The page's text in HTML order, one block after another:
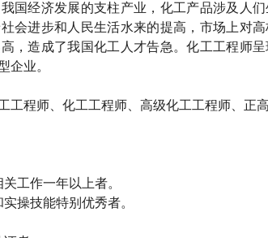
国经济发展的支柱产业，化工产品涉及人
会进步和人民生活水来的提高，市场上对
，造成了我国化工人才告急。化工工程师
企业。
工程师、化工工程师、高级化工工程师、正
工作一年以上者。
操技能特别优秀者。